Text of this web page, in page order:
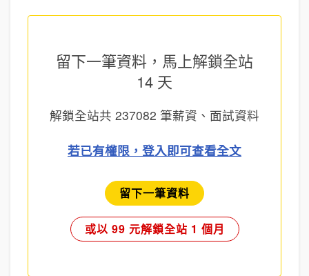
留下一筆資料，馬上解鎖全站
14 天
解鎖全站共 237082 筆薪資、面試資料
若已有權限，登入即可查看全文
留下一筆資料
或以 99 元解鎖全站 1 個月